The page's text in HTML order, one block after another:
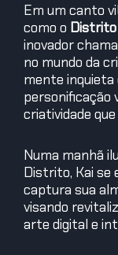
Em um canto
como o Distrito
inovador
no mundo da
mente inquieta
personificação
criatividade
Numa manhã
Distrito, Kai se
captura sua
visando
arte digital e